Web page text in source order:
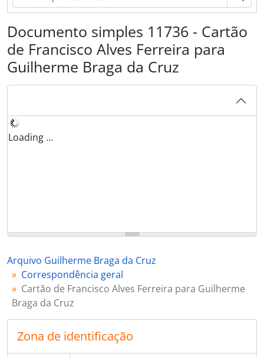
Documento simples 11736 - Cartão
de Francisco Alves Ferreira para
Guilherme Braga da Cruz
Loading ...
Arquivo Guilherme Braga da Cruz
Correspondência geral
Cartão de Francisco Alves Ferreira para Guilherme
Braga da Cruz
Zona de identificação